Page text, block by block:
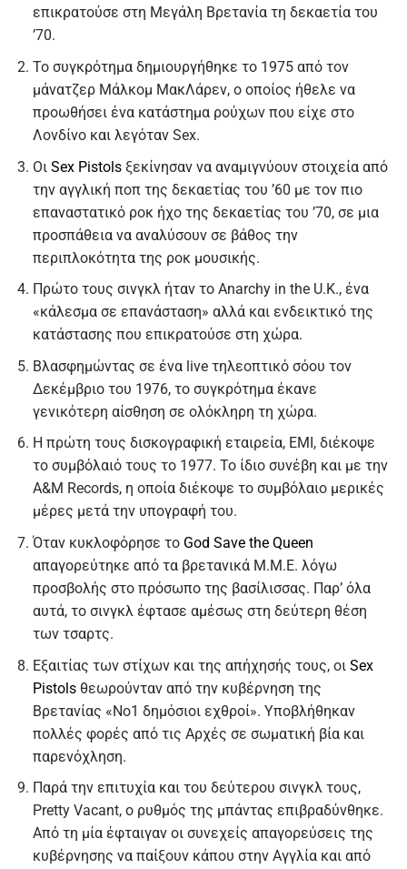
επικρατούσε στη Μεγάλη Βρετανία τη δεκαετία του
’70.
Το συγκρότημα δημιουργήθηκε το 1975 από τον
μάνατζερ Μάλκομ ΜακΛάρεν, ο οποίος ήθελε να
προωθήσει ένα κατάστημα ρούχων που είχε στο
Λονδίνο και λεγόταν Sex.
Οι Sex Pistolsξεκίνησαν να αναμιγνύουν στοιχεία από
την αγγλική ποπ της δεκαετίας του ’60 με τον πιο
επαναστατικό ροκ ήχο της δεκαετίας του ’70, σε μια
προσπάθεια να αναλύσουν σε βάθος την
περιπλοκότητα της ροκ μουσικής.
Πρώτο τους σινγκλ ήταν το Anarchy in the U.K., ένα
«κάλεσμα σε επανάσταση» αλλά και ενδεικτικό της
κατάστασης που επικρατούσε στη χώρα.
Βλασφημώντας σε ένα live τηλεοπτικό σόου τον
Δεκέμβριο του 1976, το συγκρότημα έκανε
γενικότερη αίσθηση σε ολόκληρη τη χώρα.
Η πρώτη τους δισκογραφική εταιρεία, EMI, διέκοψε
το συμβόλαιό τους το 1977. Το ίδιο συνέβη και με την
A&M Records, η οποία διέκοψε το συμβόλαιο μερικές
μέρες μετά την υπογραφή του.
Όταν κυκλοφόρησε το God Save the Queen
απαγορεύτηκε από τα βρετανικά Μ.Μ.Ε. λόγω
προσβολής στο πρόσωπο της βασίλισσας. Παρ’ όλα
αυτά, το σινγκλ έφτασε αμέσως στη δεύτερη θέση
των τσαρτς.
Εξαιτίας των στίχων και της απήχησής τους, οι Sex
Pistolsθεωρούνταν από την κυβέρνηση της
Βρετανίας «Νο1 δημόσιοι εχθροί». Υποβλήθηκαν
πολλές φορές από τις Αρχές σε σωματική βία και
παρενόχληση.
Παρά την επιτυχία και του δεύτερου σινγκλ τους,
Pretty Vacant, ο ρυθμός της μπάντας επιβραδύνθηκε.
Από τη μία έφταιγαν οι συνεχείς απαγορεύσεις της
κυβέρνησης να παίξουν κάπου στην Αγγλία και από